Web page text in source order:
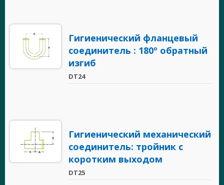
Гигиенический фланцевый
соединитель : 180º обратный
изгиб
DT24
Гигиенический механический
соединитель: тройник с
коротким выходом
DT25